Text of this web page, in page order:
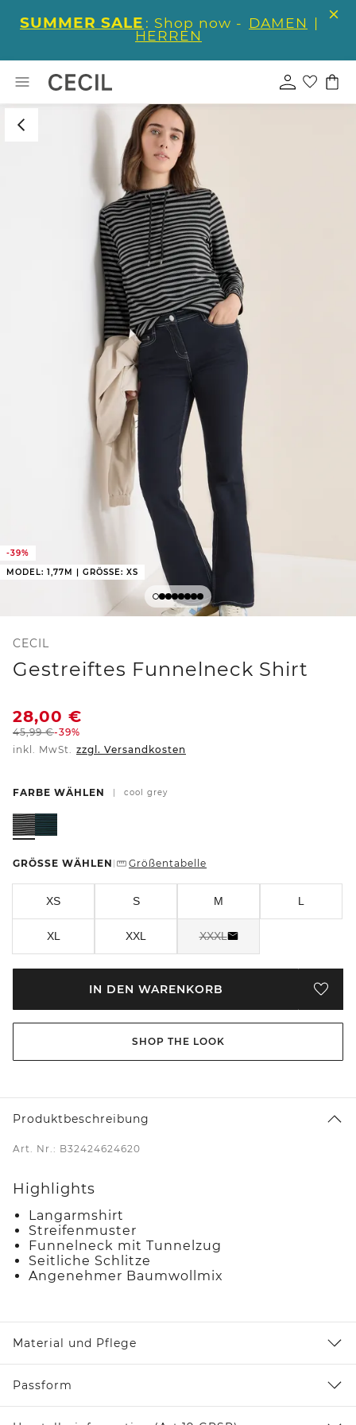
SUMMER SALE : Shop now - DAMEN |
HERREN
-39%
MODEL: 1,77M | GRÖSSE: XS
CECIL
Gestreiftes Funnelneck Shirt
28,00 €
45,99€-39%
inkl. MwSt. zzgl. Versandkosten
FARBE WÄHLEN cool grey
GRÖSSE WÄHLEN Größentabelle
XS S M L
XL XXL XXXL
IN DEN WARENKORB
SHOP THE LOOK
Produktbeschreibung
Art. Nr.: B32424624620
Highlights
Langarmshirt
Streifenmuster
Funnelneck mit Tunnelzug
Seitliche Schlitze
Angenehmer Baumwollmix
Material und Pflege
Passform